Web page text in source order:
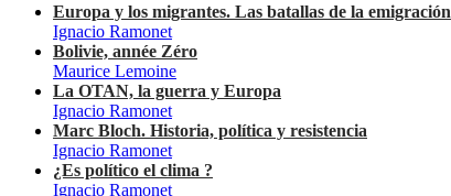
Europa y los migrantes. Las batallas de la emigración
Ignacio Ramonet
Bolivie, année Zéro
Maurice Lemoine
La OTAN, la guerra y Europa
Ignacio Ramonet
Marc Bloch. Historia, política y resistencia
Ignacio Ramonet
¿Es político el clima ?
Ignacio Ramonet